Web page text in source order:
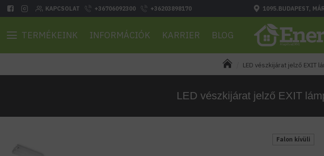
KAPCSOLAT +36706092300 +36203898170 1095.BUDAPEST,
TERMÉKEINK INFORMÁCIÓK KARRIER BLOG
LED vészkijárat jelző EXIT
LED vészkijárat jelző EXIT
Falon kívüli